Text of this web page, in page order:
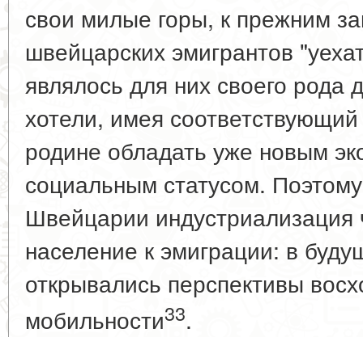
свои милые горы, к прежним
швейцарских эмигрантов
являлось для них своего рода
хотели, имея
родине обладать уже новым
социальным статусом.
Швейцарии индустриализация
население к эмиграции: в
открывались перспективы
мобильности33.